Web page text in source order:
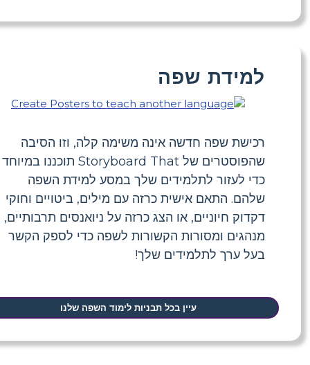
למידת שפה
רכישת שפה חדשה אינה משימה קלה, וזו הסיבה
שהפוסטרים של Storyboard That תוכננו במיוחד
כדי לעזור לתלמידים שלך במסע למידת השפה
שלהם. התאם אישית כרזה עם מילים, ביטויים וחוקי
דקדוק חיוניים, או הצג כרזה על ניואנסים תרבותיים,
מנהגים ומסורות הקשורות לשפה כדי לספק הקשר
בעל ערך לתלמידים שלך!
עיין בכל תבניות לימוד השפה שלנו